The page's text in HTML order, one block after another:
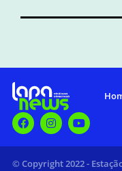
© Copyright 2022 -